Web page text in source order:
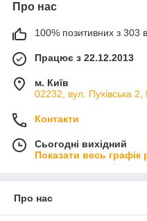
Про нас
100% позитивних з 303
Працює з 22.12.2013
м. Київ
02232, вул. Пухівська 2,
Контакти
Сьогодні вихідний
Показати весь графік
Про нас